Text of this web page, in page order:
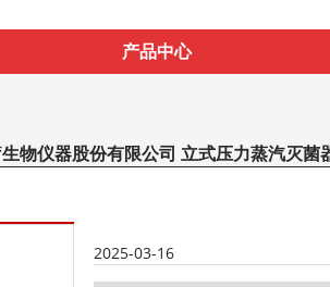
产品中心
物仪器股份有限公司 立式压力蒸汽灭菌
2025-03-16